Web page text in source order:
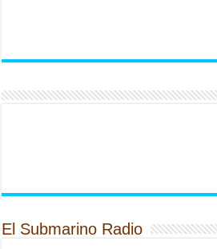
El Submarino Radio